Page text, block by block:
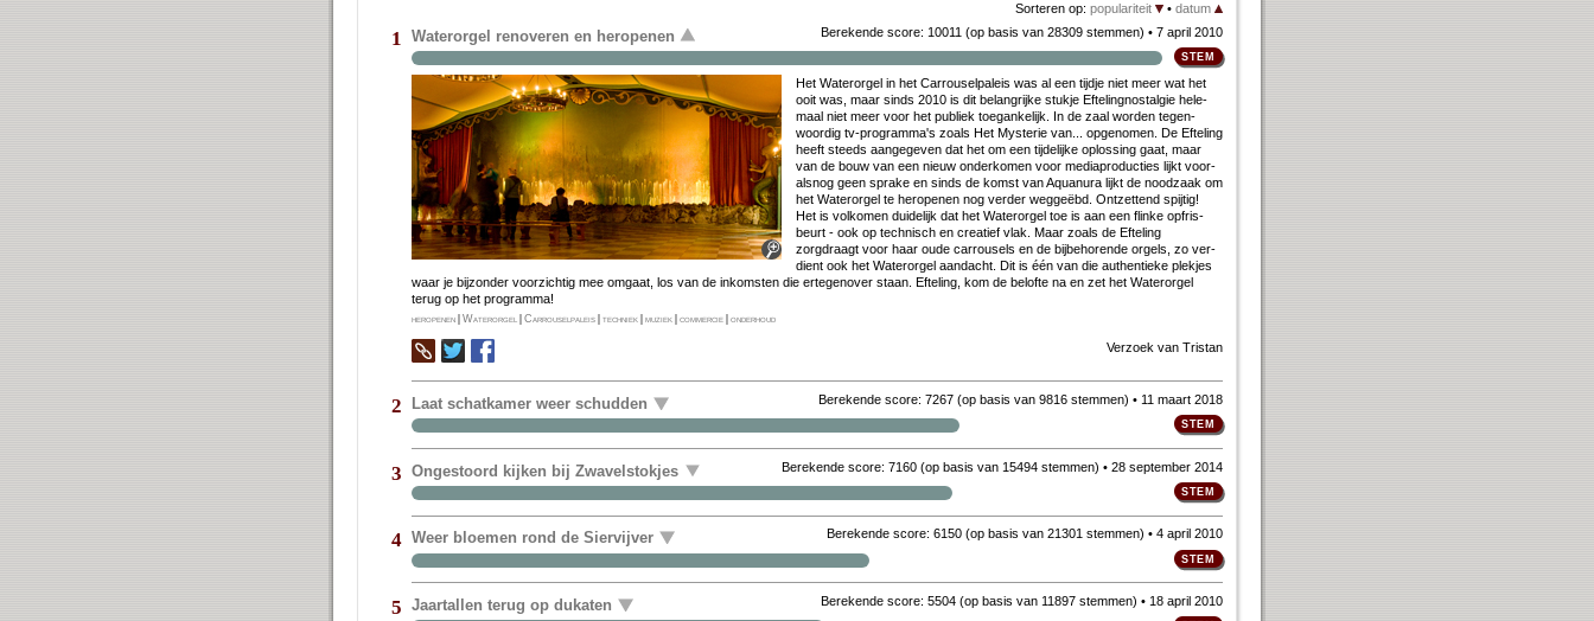
Sorteren op: populariteit • datum
1 Waterorgel renoveren en heropenen Berekende score: 10011 (op basis van 28309 stemmen) • 7 april 2010
Het Wa­ter­or­gel in het Car­rou­sel­pa­leis was al een tijd­je niet meer wat het
ooit was, maar sinds 2010 is dit be­lang­rij­ke stuk­je Ef­te­ling­nostal­gie he­le­
maal niet meer voor het pu­bliek toe­gan­ke­lijk. In de zaal wor­den te­gen­
woor­dig tv-pro­gram­ma's zo­als Het Mysterie van... op­ge­no­men. De Ef­te­ling
heeft steeds aan­ge­ge­ven dat het om een tij­de­lij­ke op­los­sing gaat, maar
van de bouw van een nieuw on­der­ko­men voor me­dia­pro­duc­ties lijkt voor­
als­nog geen spra­ke en sinds de komst van Aquan­ura lijkt de nood­zaak om
het Wa­ter­or­gel te her­o­pe­nen nog ver­der weg­geëbd. Ont­zet­tend spij­tig!
Het is vol­ko­men dui­de­lijk dat het Wa­ter­or­gel toe is aan een flin­ke op­fris­
beurt - ook op tech­nisch en cre­a­tief vlak. Maar zo­als de Ef­te­ling
zorgdraagt voor haar ou­de car­rou­sels en de bij­be­ho­ren­de or­gels, zo ver­
dient ook het Wa­ter­or­gel aan­dacht. Dit is één van die au­then­tie­ke plek­jes
waar je bij­zon­der voor­zich­tig mee om­gaat, los van de in­kom­sten die er­te­gen­over staan. Ef­te­ling, kom de be­lof­te na en zet het Water­orgel
terug op het pro­gram­ma!
heropenen |Waterorgel |Carrouselpaleis |techniek |muziek |commercie |onderhoud
Verzoek van Tristan
2 Laat schatkamer weer schudden Berekende score: 7267(op basis van 9816 stemmen) • 11 maart 2018
3 Ongestoord kijken bij Zwavelstokjes Berekende score: 7160(op basis van 15494 stemmen) • 28 september 2014
4 Weer bloemen rond de Siervijver Berekende score: 6150(op basis van 21301 stemmen) • 4 april 2010
5 Jaartallen terug op dukaten Berekende score: 5504(op basis van 11897 stemmen) • 18 april 2010